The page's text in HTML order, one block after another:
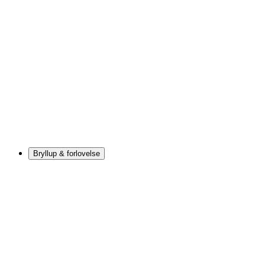
Bryllup & forlovelse